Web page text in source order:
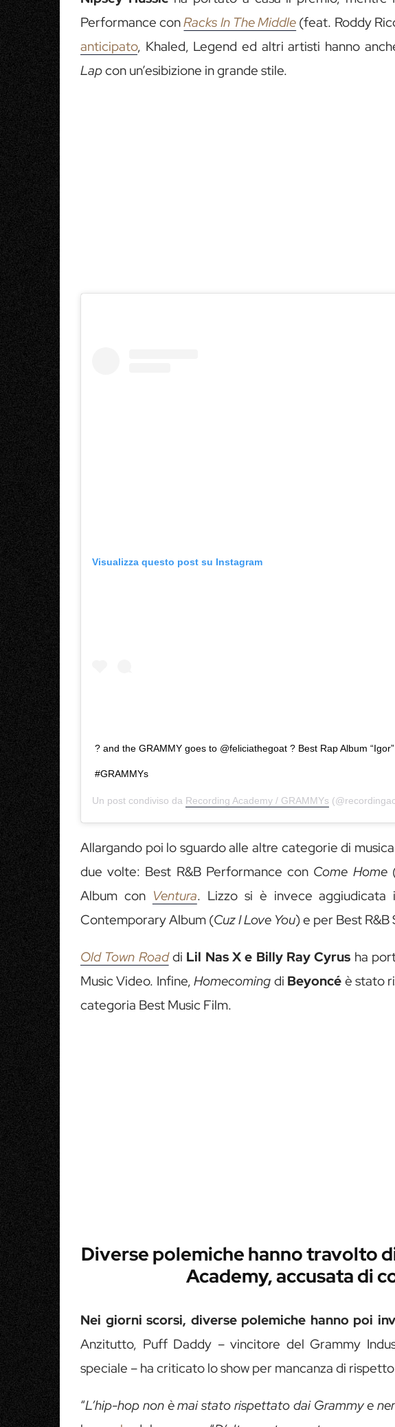
Performance conRacks In The Middle (feat. Roddy
anticipato, Khaled, Legend ed altri artisti hanno
Lapcon un’esibizione in grande stile.
Visualizza questo post su Instagram
? and the GRAMMY goes to @feliciathegoat ? Best Rap Album
#GRAMMYs
Un post condiviso da Recording Academy / GRAMMYs
Allargando poi lo sguardo alle altre categorie di
due volte: Best R&B Performance con Come Home
Album con Ventura. Lizzo si è invece aggiudicata
Contemporary Album (Cuz I Love You) e per Best R&B
Old Town Roaddi Lil Nas X e Billy Ray Cyrus ha
Music Video. Infine,Homecoming di Beyoncé è stato
categoria Best Music Film.
Diverse polemiche hanno travolto
Academy, accusata di
Nei giorni scorsi, diverse polemiche hanno poi
Anzitutto, Puff Daddy – vincitore del Grammy
speciale – ha criticato lo show per mancanza di
“L’hip-hop non è mai stato rispettato dai Grammy e